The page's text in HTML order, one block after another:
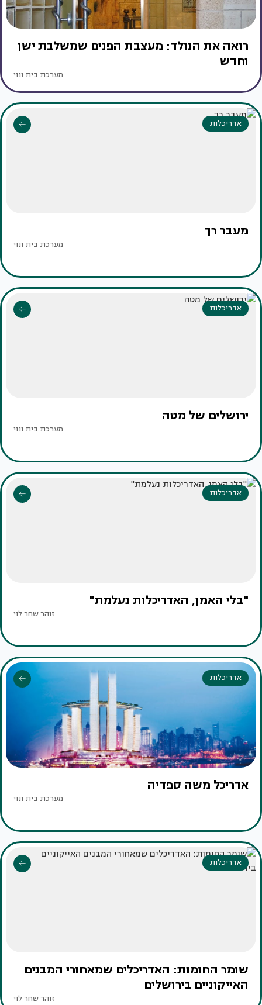
רואה את הנולד: מעצבת הפנים שמשלבת ישן
וחדש
מערכת בית ונוי
אדריכלות
מעבר רך
מערכת בית ונוי
אדריכלות
ירושלים של מטה
מערכת בית ונוי
אדריכלות
"בלי האמן, האדריכלות נעלמת"
זוהר שחר לוי
אדריכלות
אדריכל משה ספדיה
מערכת בית ונוי
אדריכלות
שומר החומות: האדריכלים שמאחורי המבנים
האייקוניים בירושלים
זוהר שחר לוי